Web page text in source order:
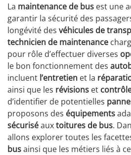
La maintenance de bus est une
garantir la sécurité des
longévité des véhicules de
technicien de maintenance
pour rôle d’effectuer diverses
le bon fonctionnement des
incluent l’entretien et la
ainsi que les révisions et
d’identifier de potentielles
proposons des équipements
sécuriséauxtoitures de bus.
allons explorer toutes les
busainsi que les métiers liés à